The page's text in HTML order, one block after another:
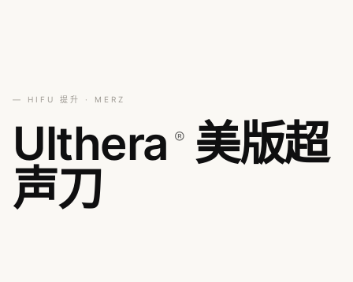
— HIFU 提升 · MERZ
Ulthera ® 美版超
声刀